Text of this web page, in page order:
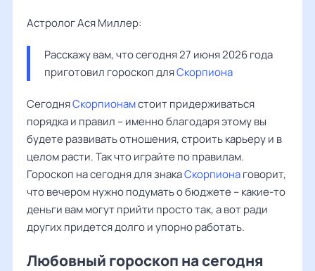
Астролог Ася Миллер:
Расскажу вам, что сегодня 27 июня 2026 года
приготовил гороскоп для Скорпиона
СегодняСкорпионамстоит придерживаться
порядка и правил – именно благодаря этому вы
будете развивать отношения, строить карьеру и в
целом расти. Так что играйте по правилам.
Гороскоп на сегодня для знакаСкорпионаговорит,
что вечером нужно подумать о бюджете – какие-то
деньги вам могут прийти просто так, а вот ради
других придется долго и упорно работать.
Любовный гороскоп на сегодня